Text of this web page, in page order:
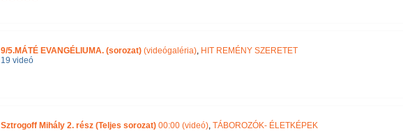
9/5.MÁTÉ EVANGÉLIUMA. (sorozat)(videógaléria), HIT REMÉNY SZERETET
19 videó
Sztrogoff Mihály 2. rész (Teljes sorozat)00:00 (videó), TÁBOROZÓK- ÉLETKÉPEK